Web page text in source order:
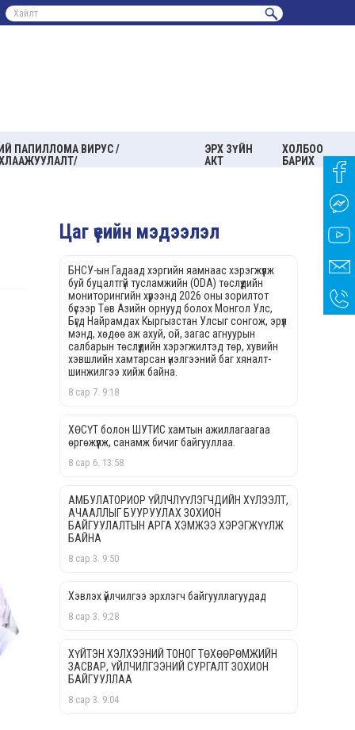
ПАПИЛЛОМА ВИРУС /
ЭРХ ЗҮЙН
АКТ
ХОЛБОО
БАРИХ
Цаг үеийн мэдээлэл
БНСУ-ын Гадаад хэргийн яамнаас хэрэгжүүлж
буй буцалтгүй тусламжийн (ODA) төслүүдийн
мониторингийн хүрээнд 2026 оны зорилтот
бүсээр Төв Азийн орнууд болох Монгол Улс,
Бүгд Найрамдах Кыргызстан Улсыг сонгож, эрүүл
мэнд, хөдөө аж ахуй, ой, загас агнуурын
салбарын төслүүдийн хэрэгжилтэд төр, хувийн
хэвшлийн хамтарсан үнэлгээний баг хяналт-
шинжилгээ хийж байна.
8 сар 7. 9:18
ХӨСҮТ болон ШУТИС хамтын ажиллагаагаа
өргөжүүлж, санамж бичиг байгууллаа.
8 сар 6. 13:58
АМБУЛАТОРИОР ҮЙЛЧЛҮҮЛЭГЧДИЙН ХҮЛЭЭЛТ,
АЧААЛЛЫГ БУУРУУЛАХ ЗОХИОН
БАЙГУУЛАЛТЫН АРГА ХЭМЖЭЭ ХЭРЭГЖҮҮЛЖ
БАЙНА
8 сар 3. 9:50
Хэвлэх үйлчилгээ эрхлэгч байгууллагуудад
8 сар 3. 9:28
ХҮЙТЭН ХЭЛХЭЭНИЙ ТОНОГ ТӨХӨӨРӨМЖИЙН
ЗАСВАР, ҮЙЛЧИЛГЭЭНИЙ СУРГАЛТ ЗОХИОН
БАЙГУУЛЛАА
8 сар 3. 9:04